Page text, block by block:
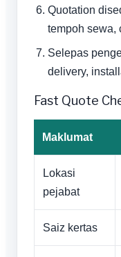
Quotation
tempoh sewa,
Selepas
delivery,
Fast Quote
Maklumat
Lokasi
pejabat
Saiz kertas